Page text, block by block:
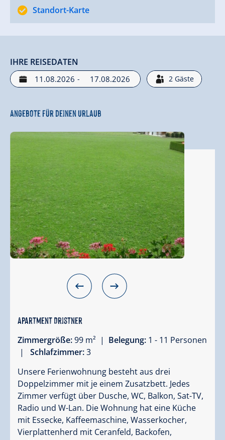
Standort-Karte
IHRE REISEDATEN
- 2 Gäste
Angebote für deinen Urlaub
Apartment Dristner
Zimmergröße:99 m² | Belegung: 1 - 11 Personen
|
Schlafzimmer:3
Unsere Ferienwohnung besteht aus drei
Doppelzimmer mit je einem Zusatzbett. Jedes
Zimmer verfügt über Dusche, WC, Balkon, Sat-TV,
Radio und W-Lan. Die Wohnung hat eine Küche
mit Essecke, Kaffeemaschine, Wasserkocher,
Vierplattenherd mit Ceranfeld, Backofen,